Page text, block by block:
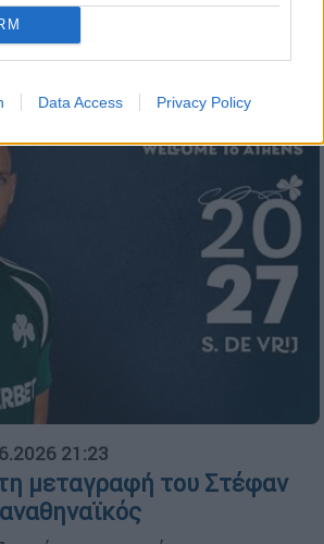
Data Access Privacy Policy
2-1 της Ακτής
21:23
μεταγραφή του Στέφαν